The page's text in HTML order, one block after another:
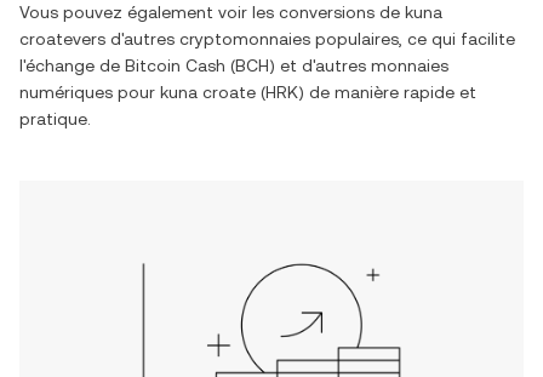
Vous pouvez également voir les conversions de kuna
croatevers d'autres cryptomonnaies populaires, ce qui facilite
l'échange de Bitcoin Cash (BCH) et d'autres monnaies
numériques pour kuna croate (HRK) de manière rapide et
pratique.